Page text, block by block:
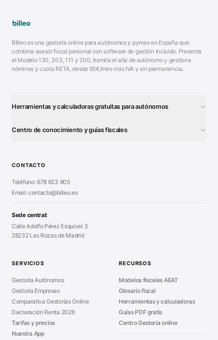
Billeo es una gestoría online para autónomos y pymes en España que
combina asesor fiscal personal con software de gestión incluido. Presenta
el Modelo 130, 303, 111 y 200, tramita el alta de autónomo y gestiona
nóminas y cuota RETA, desde 65€/mes más IVA y sin permanencia.
Herramientas y calculadoras gratuitas para autónomos
Generador Nóminas
■ Generador Presupuestos
Generador Facturas
■Modelo Nómina PDF
■Calculadora Vacaciones
Centro de conocimiento y guías fiscales
■Alta Autónomo Paso a Paso
Declaración Renta 2026
■Certificado Digital
■Sanciones Hacienda
■Asesoría en Madrid
CONTACTO
Teléfono: 678 623 905
Email: contacto@billeo.es
Sede central:
Calle Adolfo Pérez Esquivel 3
28232 Las Rozas de Madrid
SERVICIOS
Gestoría Autónomos
Gestoría Empresas
Comparativa Gestorías Online
Declaración Renta 2026
Tarifas y precios
Nuestra App
RECURSOS
Modelos fiscales AEAT
Glosario fiscal
Herramientas y calculadoras
Guías PDF gratis
Centro Gestoría online